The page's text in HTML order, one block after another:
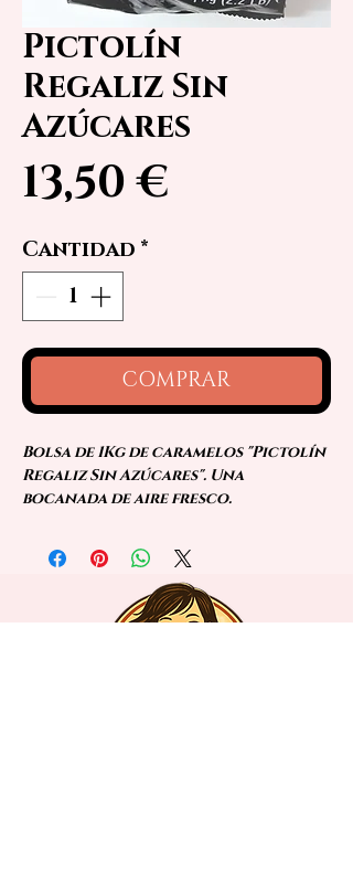
Pictolín
Regaliz Sin
Azúcares
13,50 €
Cantidad *
COMPRAR
Bolsa de 1Kg de caramelos "Pictolín
Regaliz Sin Azúcares". Una
bocanada de aire fresco.